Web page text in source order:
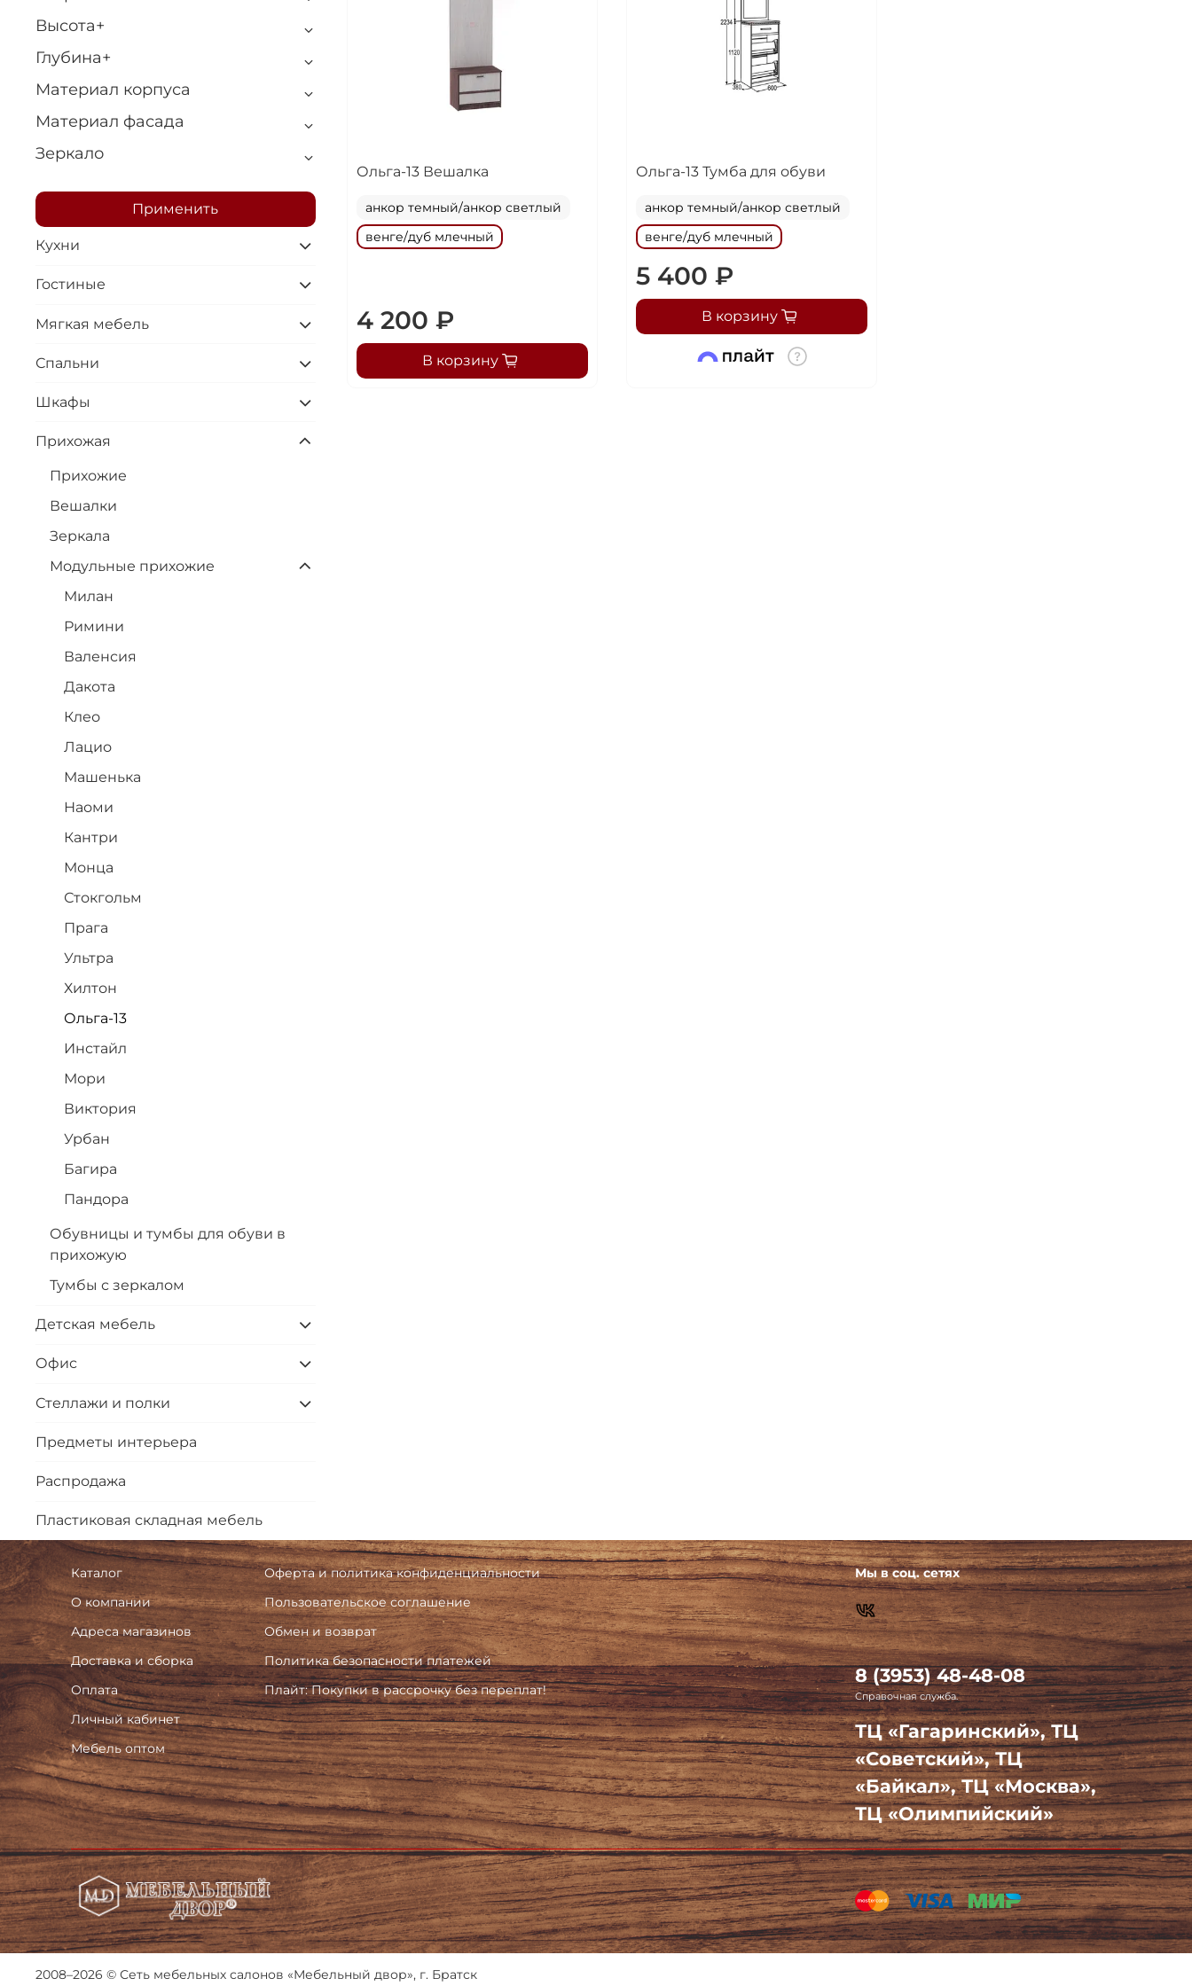
Ольга-13 Вешалка
анкор темный/анкор светлый
венге/дуб млечный
4 200 ₽
В корзину
Ольга-13 Тумба для обуви
анкор темный/анкор светлый
венге/дуб млечный
5 400 ₽
В корзину
Высота+
Глубина+
Материал корпуса
Материал фасада
Зеркало
Применить
Кухни
Гостиные
Мягкая мебель
Спальни
Шкафы
Прихожая
Прихожие
Вешалки
Зеркала
Модульные прихожие
Милан
Римини
Валенсия
Дакота
Клео
Лацио
Машенька
Наоми
Кантри
Монца
Стокгольм
Прага
Ультра
Хилтон
Ольга-13
Инстайл
Мори
Виктория
Урбан
Багира
Пандора
Обувницы и тумбы для обуви в
прихожую
Тумбы с зеркалом
Детская мебель
Офис
Стеллажи и полки
Предметы интерьера
Распродажа
Пластиковая складная мебель
Каталог
О компании
Адреса магазинов
Доставка и сборка
Оплата
Личный кабинет
Мебель оптом
Оферта и политика конфиденциальности
Пользовательское соглашение
Обмен и возврат
Политика безопасности платежей
Плайт: Покупки в рассрочку без переплат!
Мы в соц. сетях
8 (3953) 48-48-08
Справочная служба.
ТЦ «Гагаринский», ТЦ
«Советский», ТЦ
«Байкал», ТЦ «Москва»,
ТЦ «Олимпийский»
2008–2026 © Сеть мебельных салонов «Мебельный двор», г. Братск
Добавляйте товары
Получайте товар выбранный способом
списываться
с вашей карты каждые 2 недели